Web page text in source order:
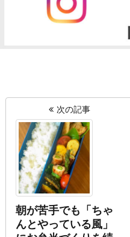
次の記事
朝が苦手でも「ちゃ
んとやっている風」